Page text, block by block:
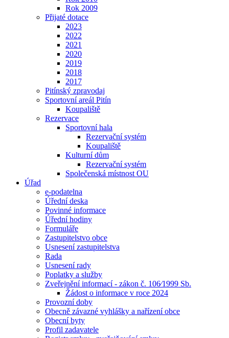
Rok 2009
Přijaté dotace
2023
2022
2021
2020
2019
2018
2017
Pitínský zpravodaj
Sportovní areál Pitín
Koupaliště
Rezervace
Sportovní hala
Rezervační systém
Koupaliště
Kulturní dům
Rezervační systém
Společenská místnost OU
Úřad
e-podatelna
Úřední deska
Povinné informace
Úřední hodiny
Formuláře
Zastupitelstvo obce
Usnesení zastupitelstva
Rada
Usnesení rady
Poplatky a služby
Zveřejnění informací - zákon č. 106⁄1999 Sb.
Žádost o informace v roce 2024
Provozní doby
Obecně závazné vyhlášky a nařízení obce
Obecní byty
Profil zadavatele